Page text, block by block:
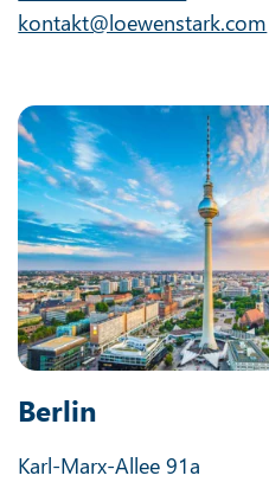
kontakt@loewenstark.com
Berlin
Karl-Marx-Allee 91a